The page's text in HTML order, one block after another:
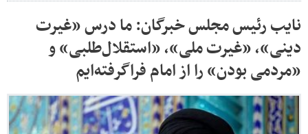
نایب رئیس مجلس خبرگان: ما درس «غیرت
دینی»، «غیرت ملی»، «استقلال‌طلبی» و
«مردمی بودن» را از امام فراگرفته‌ایم